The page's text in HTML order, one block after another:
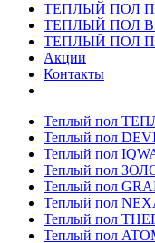
ТЕПЛЫЙ ПОЛ
ТЕПЛЫЙ ПОЛ
ТЕПЛЫЙ ПОЛ
Акции
Контакты
Теплый пол
Теплый пол
Теплый пол
Теплый пол
Теплый пол
Теплый пол
Теплый пол
Теплый пол